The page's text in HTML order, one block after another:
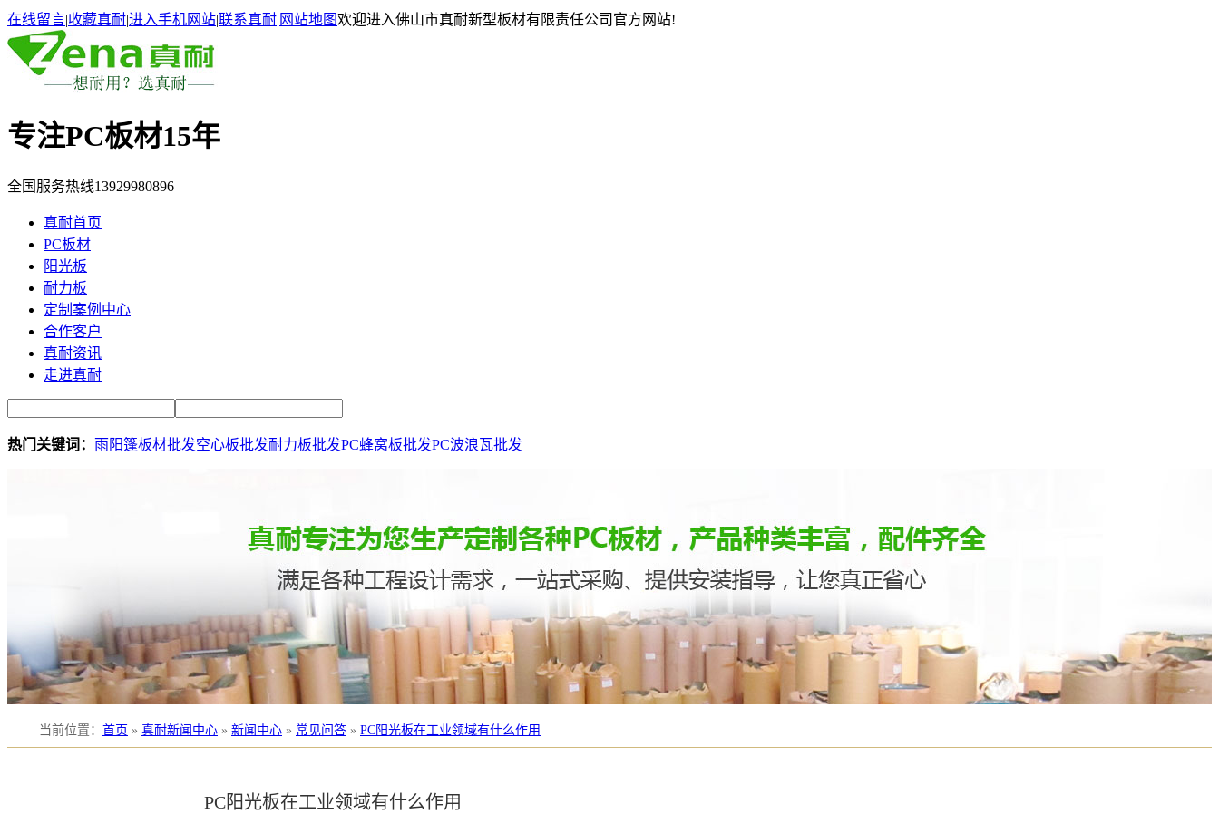
在线留言|收藏真耐|进入手机网站|联系真耐| 网站地图欢迎进入佛山市真耐新型板材有限责任公司官方网站!
专注PC板材15年
全国服务热线13929980896
真耐首页
PC板材
阳光板
耐力板
定制案例中心
合作客户
真耐资讯
走进真耐
热门关键词： 雨阳篷板材批发空心板批发耐力板批发PC蜂窝板批发PC波浪瓦批发
当前位置 ： 首页 » 真耐新闻中心 » 新闻中心 » 常见问答 » PC阳光板在工业领域有什么作用
PC阳光板在工业领域有什么作用